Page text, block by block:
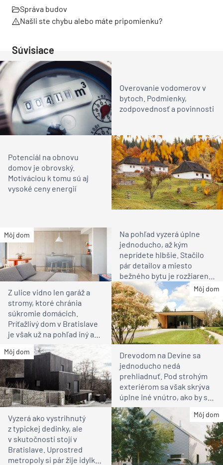
Správa budov
Našli ste chybu alebo máte pripomienku?
Súvisiace
Overovanie vodomerov v
bytoch. Podmienky,
zodpovednosť a povinnosti
Potenciál na obnovu
domov je obrovský.
Motiváciou k tomu sú aj
vysoké ceny energií
Môj dom
Na pohľad vyzerá úplne
jednoducho, až kým
neprídete hlbšie. Stačilo
pár detailov a miesto
bežného bytu je rozžiarené
bývanie pre rodinu
Môj dom
Z ulice vidno len garáž a
stromy, ktoré chránia
súkromie domácich.
Príťažlivý dom v Bratislave
je však už na pohľad iný ako
susedia
Môj dom
Drevodom na Devíne sa
jednoducho nedá
prehliadnuť. Pod strohým
exteriérom sa však skrýva
úplne iné vnútro, ako by ste
čakali
Môj dom
Vyzerá ako vystrihnutý
z typickej dedinky, ale
v skutočnosti stojí v
Bratislave. Uprostred
metropoly si pár žije idylku